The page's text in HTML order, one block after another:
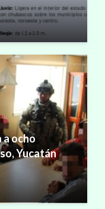
a ocho
Yucatán